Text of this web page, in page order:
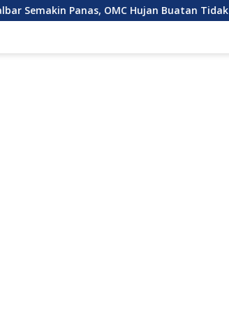
OMC Hujan Buatan Tidak Bisa Dilakukan